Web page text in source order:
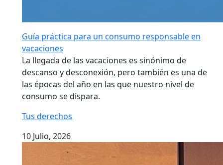
Guía práctica para un consumo responsable en
vacaciones
La llegada de las vacaciones es sinónimo de
descanso y desconexión, pero también es una de
las épocas del año en las que nuestro nivel de
consumo se dispara.
Tus derechos
10 Julio, 2026